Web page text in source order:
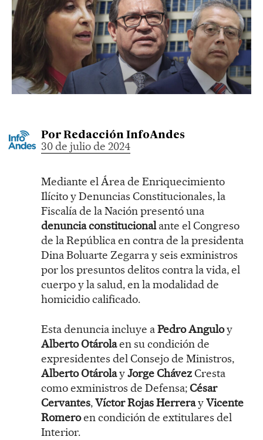
Por Redacción InfoAndes
30 de julio de 2024
Mediante el Área de Enriquecimiento
Ilícito y Denuncias Constitucionales, la
Fiscalía de la Nación presentó una
denuncia constitucionalante el Congreso
de la República en contra de la presidenta
Dina Boluarte Zegarra y seis exministros
por los presuntos delitos contra la vida, el
cuerpo y la salud, en la modalidad de
homicidio calificado.
Esta denuncia incluye aPedro Anguloy
Alberto Otárolaen su condición de
expresidentes del Consejo de Ministros,
Alberto OtárolayJorge ChávezCresta
como exministros de Defensa;César
Cervantes,Víctor Rojas HerrerayVicente
Romeroen condición de extitulares del
Interior.